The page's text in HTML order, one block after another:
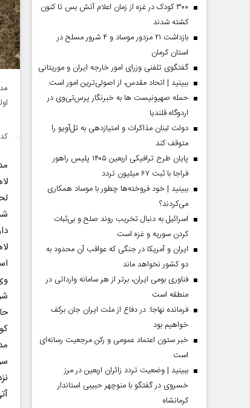
کد
۳۰۰ کودک در غزه از زمان اعلام آتش بس تا کنون
کشته شدند
بازداشت ۲۱ مزدور موساد و ۴ شرور مسلح در
استان کرمان
گفتگوی تلفنی وزرای امور خارجه ایران و موریتانی
ببینید | اتحاد مقدس، از اصولی‌ترین امور است
حمله صهیونیست ها به خبرنگار پرس‌تی‌وی در
اردوگاه قلندیا
دولت لبنان مذاکرات و امتیازدهی به تل‌آویو را
متوقف کند
پایان طرح ترافیکی اربعین ۱۴۰۵ پلیس راهور
فراجا با ثبت ۶۷ میلیون تردد
ببینید | خود فروخته‌ها چطور با موساد همکاری
می‌کردند؟
اسرائیل به دنبال تخریب روند صلح و بی‌ثبات
کردن سوریه و غزه است
ایران و آمریکا در جنگی که عواقب آن محدود به
دو کشور نخواهد ماند
فناوری بومی ایران، برتر از هر سامانه وارداتی در
منطقه است
فرمانده نهاجا: در دفاع از ملت ایران جان برکف
خواهیم بود
خبر ستون اعتماد عمومی و رکن مرجعیت رسانه‌ای
است
ببینید | وضعیت تردد زائران اربعین در مرز
خسروی در گفتگو با منوچهر حبیبی استاندار
کرمانشاه